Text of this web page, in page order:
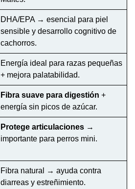
DHA/EPA → esencial para piel
sensible y desarrollo cognitivo de
cachorros.
Energía ideal para razas pequeñas
+ mejora palatabilidad.
Fibra suave para digestión +
energía sin picos de azúcar.
Protege articulaciones →
importante para perros mini.
Fibra natural → ayuda contra
diarreas y estreñimiento.